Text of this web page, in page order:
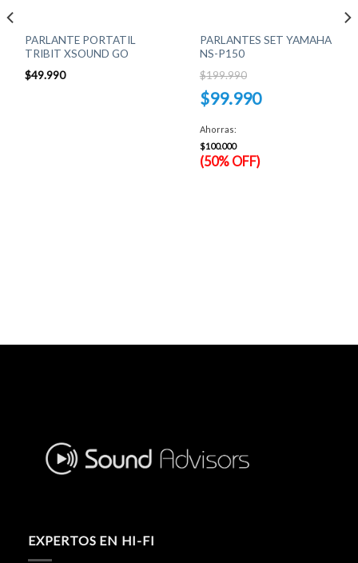
PARLANTE PORTATIL
TRIBIT XSOUND GO
$49.990
PARLANTES SET YAMAHA
NS-P150
$199.990
El
precio
original
$199.990.
$99.990
precio
actual
es:
$99.990.
Ahorras:
$100.000
(50% OFF)
EXPERTOS EN HI-FI